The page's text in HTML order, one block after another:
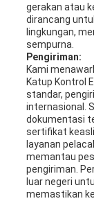
gerakan atau
dirancang
lingkungan,
sempurna.
Pengiriman:
Kami
Katup Kontrol
standar,
internasional.
dokumentasi
sertifikat
layanan
memantau
pengiriman.
luar negeri
memastikan